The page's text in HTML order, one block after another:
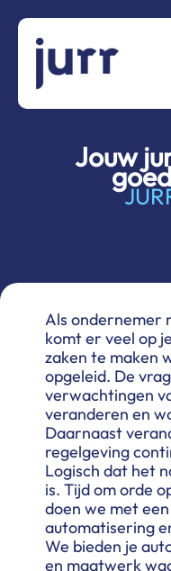
naar
Jouw
Als ondernemer
komt er veel op
zaken te maken
opgeleid. De
verwachtingen
veranderen en
Daarnaast
regelgeving
Logisch dat het
is. Tijd om orde
doen we met
automatisering
We bieden je
en maatwerk